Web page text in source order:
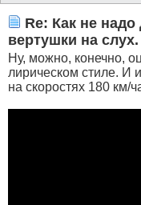
Re: Как не
вертушки на слух.
Ну, можно, конечно,
лирическом стиле. И
на скоростях 180 км/